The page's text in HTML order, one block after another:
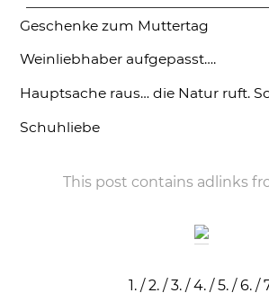
Geschenke zum Muttertag
Weinliebhaber aufgepasst….
Hauptsache raus… die Natur ruft.
Schuhliebe
This post contains adlinks
1. /2. /3. /4. /5. /6. /